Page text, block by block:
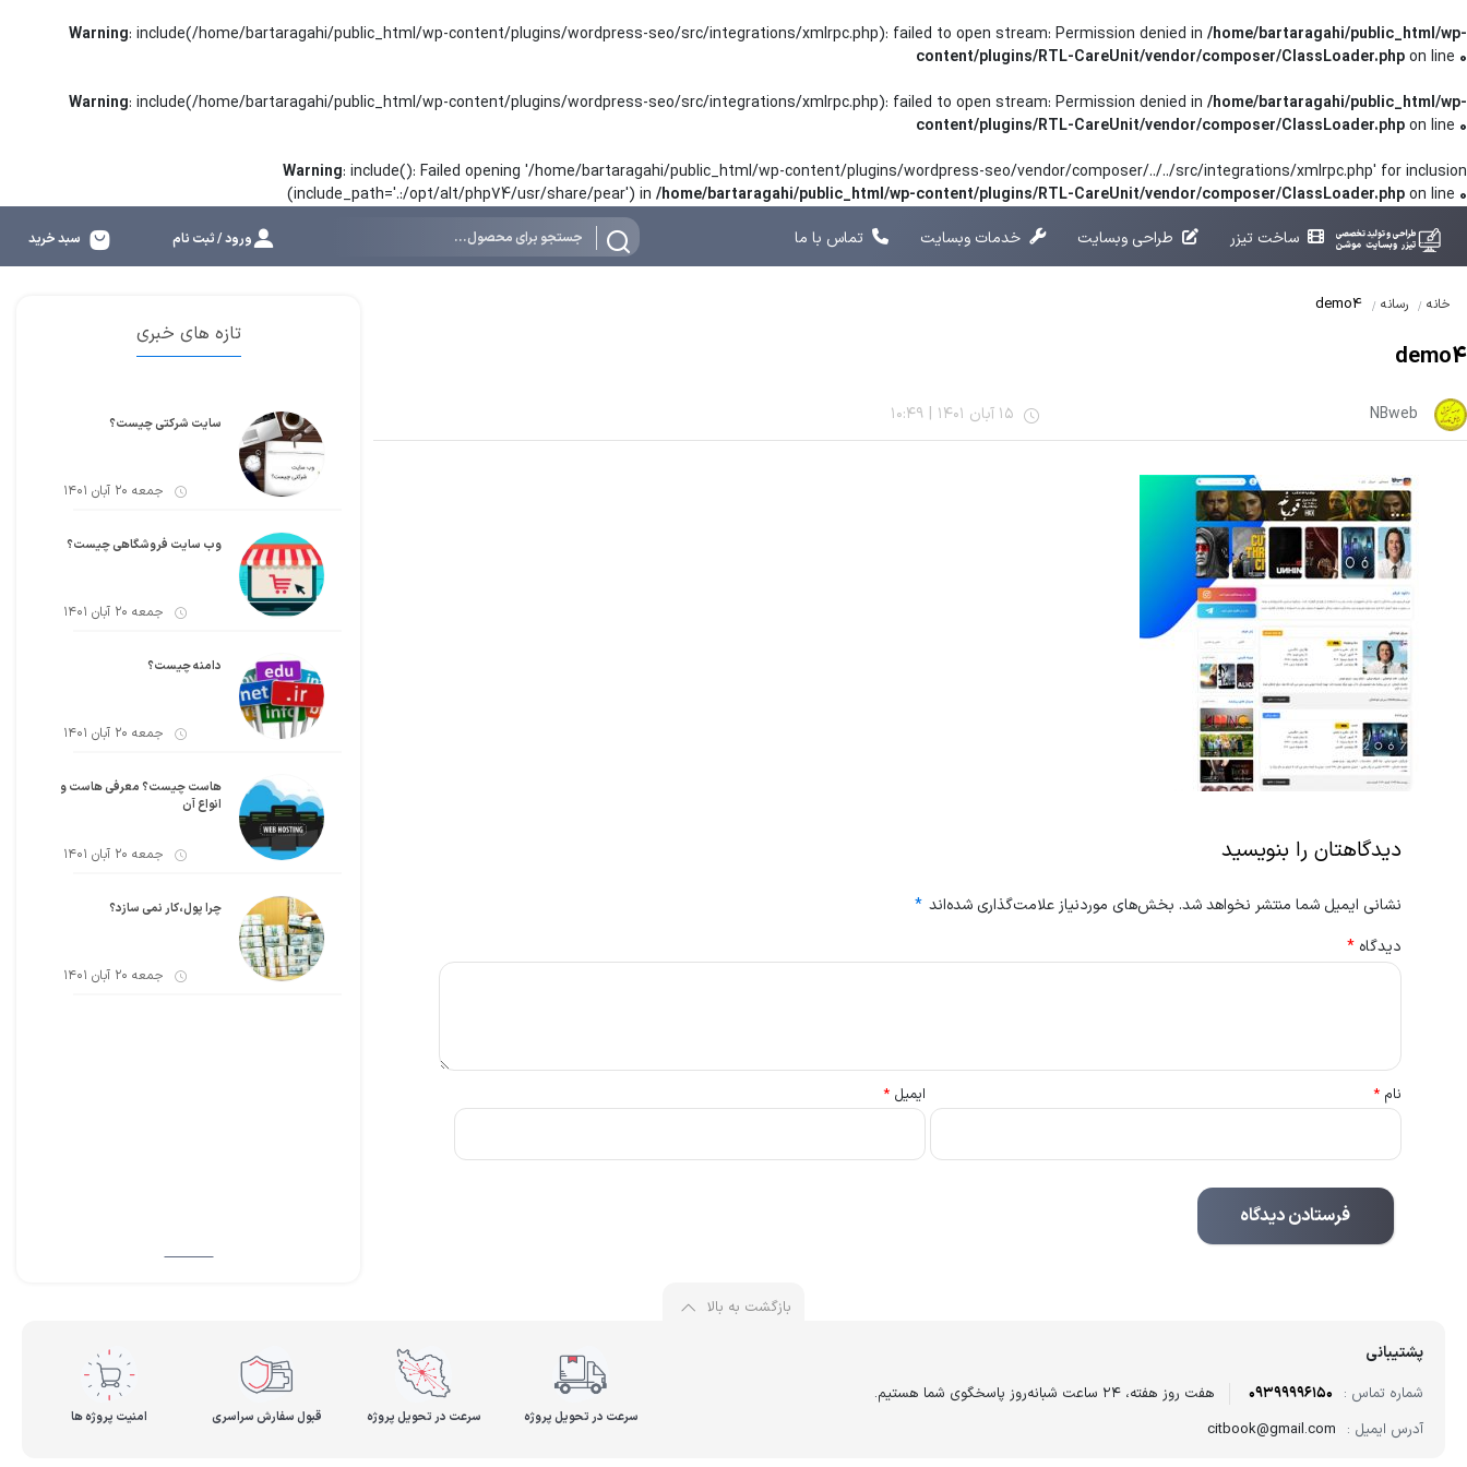
Warning: include(/home/bartaragahi/public_html/wp-content/plugins/wordpress-seo/src/integrations/xmlrpc.php): failed to open stream: Permission denied in /home/bartaragahi/public_html/wp-
content/plugins/RTL-CareUnit/vendor/composer/ClassLoader.phpon line 0
Warning: include(/home/bartaragahi/public_html/wp-content/plugins/wordpress-seo/src/integrations/xmlrpc.php): failed to open stream: Permission denied in /home/bartaragahi/public_html/wp-
content/plugins/RTL-CareUnit/vendor/composer/ClassLoader.phpon line 0
Warning: include(): Failed opening '/home/bartaragahi/public_html/wp-content/plugins/wordpress-seo/vendor/composer/../../src/integrations/xmlrpc.php' for inclusion
(include_path='.:/opt/alt/php74/usr/share/pear') in /home/bartaragahi/public_html/wp-content/plugins/RTL-CareUnit/vendor/composer/ClassLoader.phpon line 0
ساخت تیزر
طراحی وبسایت خدمات وبسایت تماس با ما ورود / ثبت نام سبد خرید
خانه رسانه
demo4
NBweb 15 آبان 1401 |
10:49
دیدگاهتان را بنویسید
نشانی ایمیل شما منتشر نخواهد شد. بخش‌های موردنیاز علامت‌گذاری شده‌اند *
دیدگاه*
نام* ایمیل*
تازه های خبری
سایت شرکتی چیست؟
جمعه 20 آبان 1401
وب سایت فروشگاهی چیست؟
جمعه 20 آبان 1401
دامنه چیست؟
جمعه 20 آبان 1401
هاست چیست؟ معرفی هاست و
انواع آن
جمعه 20 آبان 1401
چرا پول،کار نمی سازد؟
جمعه 20 آبان 1401
بازگشت به بالا
پشتیبانی
شماره تماس : 09399996150
هفت روز هفته، ۲۴ ساعت شبانه‌روز پاسخگوی شما هستیم.
آدرس ایمیل : citbook@gmail.com
سرعت در تحویل پروژه سرعت در تحویل پروژه قبول سفارش سراسری امنیت پروژه ها